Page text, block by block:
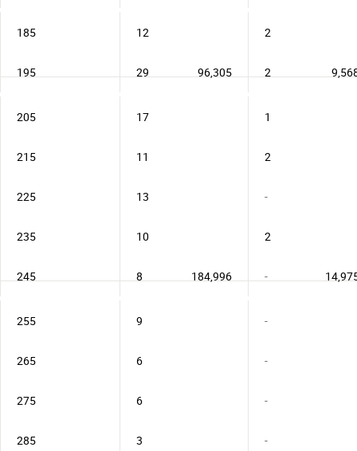
185 12 2
195 29 2
96,305
205 17 1
215 11 2
225 13 -
235 10 2
245 8 -
184,996
255 9 -
265 6 -
275 6 -
285 3 -